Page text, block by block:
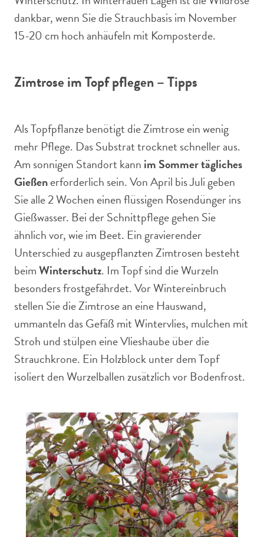
dankbar, wenn Sie die Strauchbasis im November
15-20 cm hoch anhäufeln mit Komposterde.
Zimtrose im Topf pflegen – Tipps
Als Topfpflanze benötigt die Zimtrose ein wenig
mehr Pflege. Das Substrat trocknet schneller aus.
Am sonnigen Standort kann im Sommer tägliches
Gießenerforderlich sein. Von April bis Juli geben
Sie alle 2 Wochen einen flüssigen Rosendünger ins
Gießwasser. Bei der Schnittpflege gehen Sie
ähnlich vor, wie im Beet. Ein gravierender
Unterschied zu ausgepflanzten Zimtrosen besteht
beimWinterschutz. Im Topf sind die Wurzeln
besonders frostgefährdet. Vor Wintereinbruch
stellen Sie die Zimtrose an eine Hauswand,
ummanteln das Gefäß mit Wintervlies, mulchen mit
Stroh und stülpen eine Vlieshaube über die
Strauchkrone. Ein Holzblock unter dem Topf
isoliert den Wurzelballen zusätzlich vor Bodenfrost.